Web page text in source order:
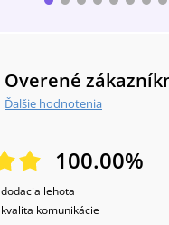
Overené
Ďalšie hodnotenia
100.00%
dodacia lehota
kvalita komunikácie